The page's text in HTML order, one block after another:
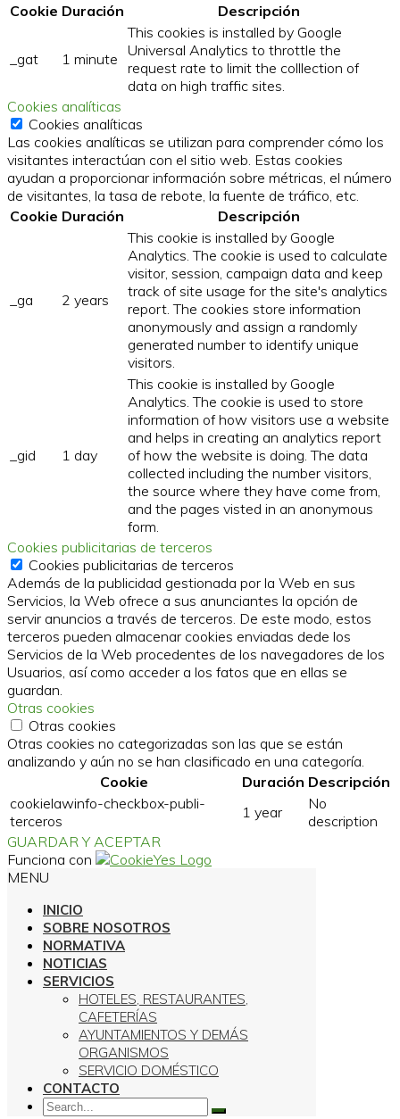
Cookie Duración Descripción
_gat 1 minute
This cookies is installed by Google
Universal Analytics to throttle the
request rate to limit the colllection of
data on high traffic sites.
Cookies analíticas
Cookies analíticas
Las cookies analíticas se utilizan para comprender cómo los
visitantes interactúan con el sitio web. Estas cookies
ayudan a proporcionar información sobre métricas, el número
de visitantes, la tasa de rebote, la fuente de tráfico, etc.
Cookie Duración Descripción
_ga 2 years
This cookie is installed by Google
Analytics. The cookie is used to calculate
visitor, session, campaign data and keep
track of site usage for the site's analytics
report. The cookies store information
anonymously and assign a randomly
generated number to identify unique
visitors.
_gid 1 day
This cookie is installed by Google
Analytics. The cookie is used to store
information of how visitors use a website
and helps in creating an analytics report
of how the website is doing. The data
collected including the number visitors,
the source where they have come from,
and the pages visted in an anonymous
form.
Cookies publicitarias de terceros
Cookies publicitarias de terceros
Además de la publicidad gestionada por la Web en sus
Servicios, la Web ofrece a sus anunciantes la opción de
servir anuncios a través de terceros. De este modo, estos
terceros pueden almacenar cookies enviadas dede los
Servicios de la Web procedentes de los navegadores de los
Usuarios, así como acceder a los fatos que en ellas se
guardan.
Otras cookies
Otras cookies
Otras cookies no categorizadas son las que se están
analizando y aún no se han clasificado en una categoría.
Cookie
Duración Descripción
cookielawinfo-checkbox-publi-
terceros
1 year
No
description
GUARDAR Y ACEPTAR
Funciona con
MENU
INICIO
SOBRE NOSOTROS
NORMATIVA
NOTICIAS
SERVICIOS
HOTELES, RESTAURANTES,
CAFETERÍAS
AYUNTAMIENTOS Y DEMÁS
ORGANISMOS
SERVICIO DOMÉSTICO
CONTACTO
Search